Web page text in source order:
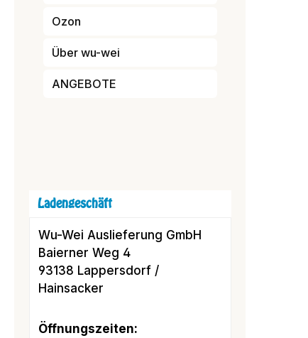
Ozon
Über wu-wei
ANGEBOTE
Ladengeschäft
Wu-Wei Auslieferung GmbH
Baierner Weg 4
93138 Lappersdorf /
Hainsacker
Öffnungszeiten: